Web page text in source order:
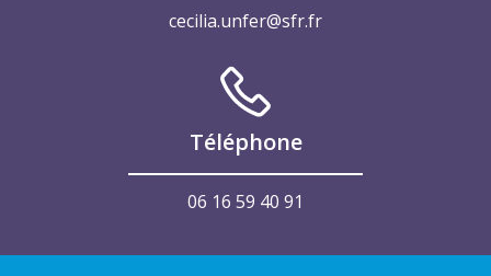
cecilia.unfer@sfr.fr
Téléphone
06 16 59 40 91